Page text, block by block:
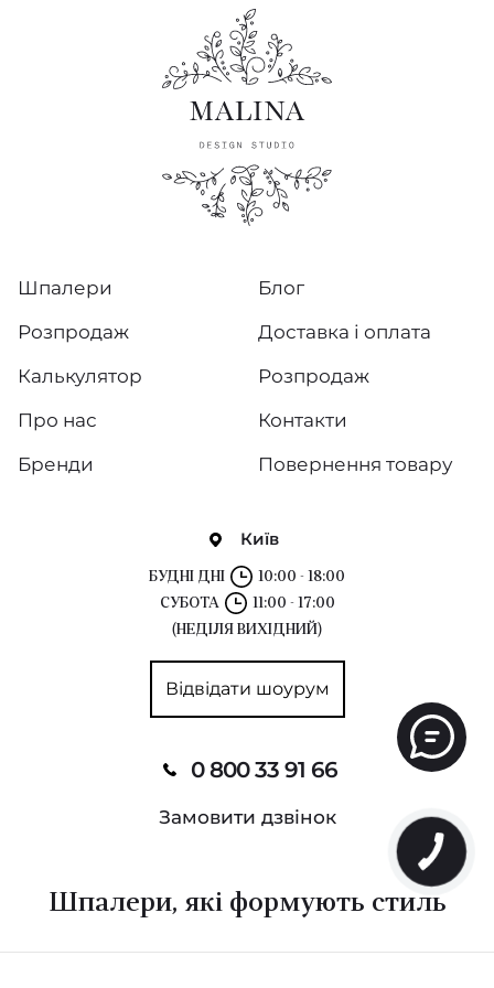
Київ
БУДНІ ДНІ
10:00 - 18:00
СУБОТА
11:00 - 17:00
(НЕДІЛЯ ВИХІДНИЙ)
Відвідати шоурум
0 800 33 91 66
Замовити дзвінок
Шпалери
Розпродаж
Калькулятор
Про нас
Бренди
Блог
Доставка і оплата
Розпродаж
Контакти
Повернення товару
Шпалери, які формують стиль